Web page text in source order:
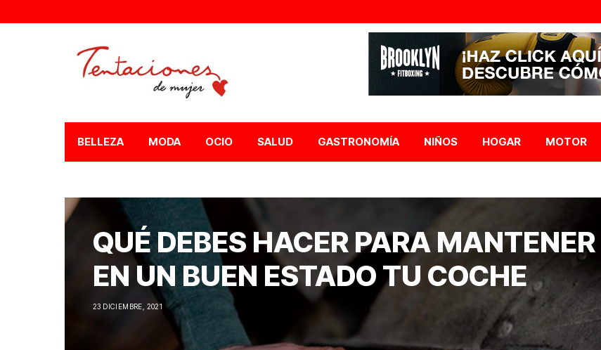
BELLEZA MODA OCIO SALUD GASTRONOMÍA NIÑOS HOGAR MOTOR
QUÉ DEBES HACER PARA MANTENER
EN UN BUEN ESTADO TU COCHE
23 DICIEMBRE, 2021